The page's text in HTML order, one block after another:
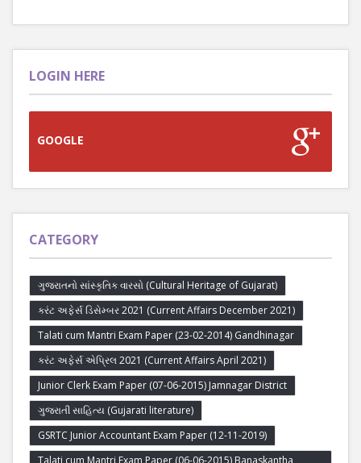
LOGIN HERE
GOOGLE
CATEGORY
ગુજરાતનો સાંસ્કૃતિક વારસો (Cultural Heritage of Gujarat)
કરંટ અફેર્સ ડિસેમ્બર 2021 (Current Affairs December 2021)
Talati cum Mantri Exam Paper (23-02-2014) Gandhinagar
કરંટ અફેર્સ એપ્રિલ 2021 (Current Affairs April 2021)
Junior Clerk Exam Paper (07-06-2015) Jamnagar District
ગુજરાતી સાહિત્ય (Gujarati literature)
GSRTC Junior Accountant Exam Paper (12-11-2019)
Talati cum Mantri Exam Paper (06-06-2015) Banaskantha